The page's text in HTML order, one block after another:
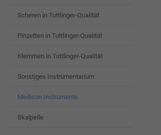
Scheren in Tuttlinger-Qualität
Pinzetten in Tuttlinger-Qualität
Klemmen in Tuttlinger-Qualität
Sonstiges Instrumentarium
Medicon Instrumente
Skalpelle